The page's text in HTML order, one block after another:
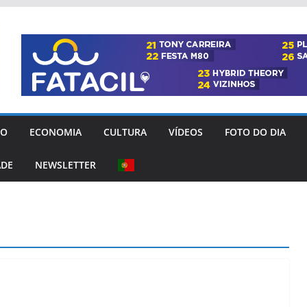
ECONOMIA CULTURA VÍDEOS FOTO DO DIA
NEWSLETTER